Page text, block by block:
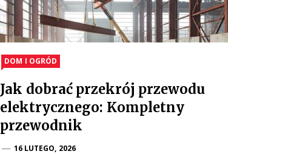
DOM I OGRÓD
Jak dobrać przekrój przewodu
elektrycznego: Kompletny
przewodnik
16 LUTEGO, 2026